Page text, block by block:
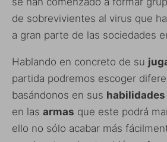
de sobrevivientes al virus que
a gran parte de las sociedades
Hablando en concreto de su
partida podremos escoger
basándonos en sus habilidades
en las armas que este podrá
ello no sólo acabar más